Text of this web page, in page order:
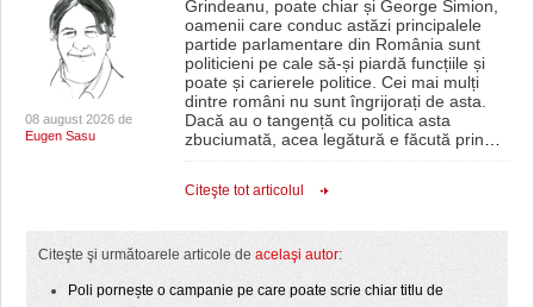
08 august 2026 de
Eugen Sasu
Grindeanu, poate chiar și George Simion,
oamenii care conduc astăzi principalele
partide parlamentare din România sunt
politicieni pe cale să-și piardă funcțiile și
poate și carierele politice. Cei mai mulți
dintre români nu sunt îngrijorați de asta.
Dacă au o tangență cu politica asta
zbuciumată, acea legătură e făcută prin
Citeşte tot articolul
Citeşte şi următoarele articole de acelaşi autor:
Poli pornește o campanie pe care poate scrie chiar titlu de